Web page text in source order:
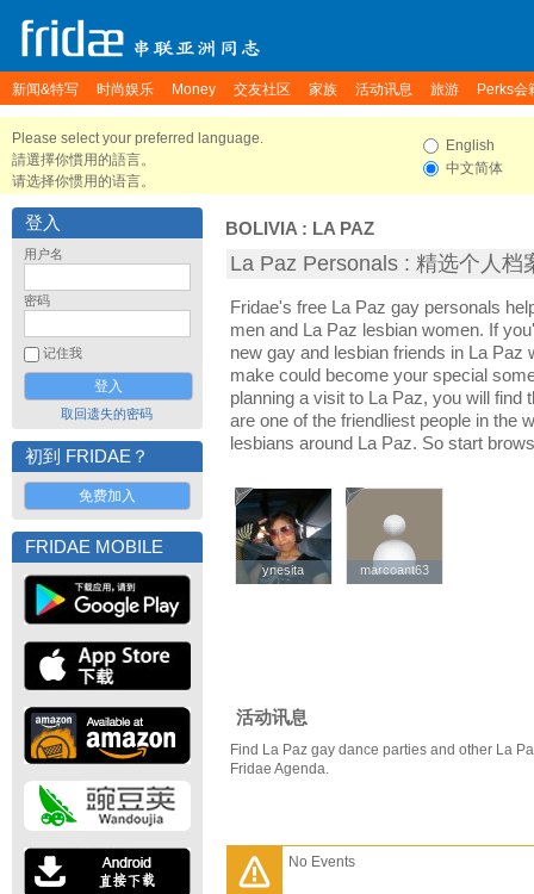
新闻&特写 时尚娱乐 Money 交友社区 家族 活动讯息 旅游 Perks会
Please select your preferred language.
請選擇你慣用的語言。
请选择你惯用的语言。
English
中文简体
登入
用户名
密码
记住我
取回遗失的密码
初到 FRIDAE？
免费加入
FRIDAE MOBILE
BOLIVIA : LA PAZ
La Paz Personals : 精选个人档
Fridae's free La Paz gay personals
men and La Paz lesbian women. If
new gay and lesbian friends in La Paz
make could become your special
planning a visit to La Paz, you will find
are one of the friendliest people in the
lesbians around La Paz. So start
ynesita
ynesita marcoant63
marcoant63
活动讯息
Find La Paz gay dance parties and other La
Fridae Agenda.
No Events